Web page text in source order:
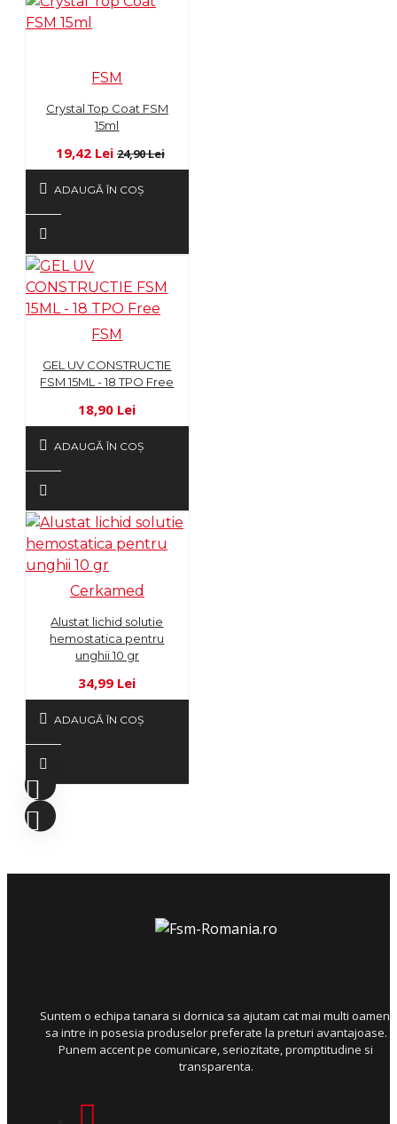
FSM
Crystal Top Coat FSM
15ml
19,42 Lei 24,90 Lei
ADAUGĂ ÎN COŞ
FSM
GEL UV CONSTRUCTIE
FSM 15ML - 18 TPO Free
18,90 Lei
ADAUGĂ ÎN COŞ
Cerkamed
Alustat lichid solutie
hemostatica pentru
unghii 10 gr
34,99 Lei
ADAUGĂ ÎN COŞ
Suntem o echipa tanara si dornica sa ajutam cat mai multi oameni
sa intre in posesia produselor preferate la preturi avantajoase.
Punem accent pe comunicare, seriozitate, promptitudine si
transparenta.